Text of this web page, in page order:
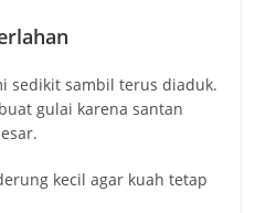
sedikit sambil terus diaduk.
gulai karena santan
kecil agar kuah tetap